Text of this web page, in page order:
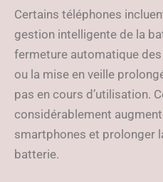
Certains téléphones
gestion intelligente de la
fermeture automatique
ou la mise en veille
pas en cours d’utilisation.
considérablement
smartphones et prolonger
batterie.